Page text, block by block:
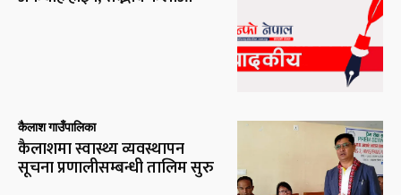
कैलाश गाउँपालिका
कैलाशमा स्वास्थ्य व्यवस्थापन
सूचना प्रणालीसम्बन्धी तालिम सुरु